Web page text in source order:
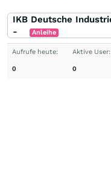
-
Anleihe
Aufrufe heute:
0
Aktive User:
0